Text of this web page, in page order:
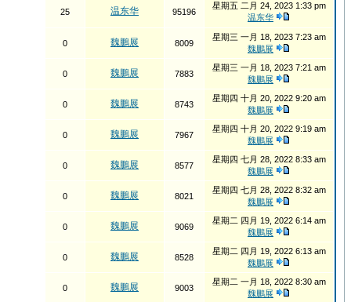
25 温东华 95196
星期五 二月 24, 2023 1:33 pm
温东华
0 魏鵬展 8009
星期三 一月 18, 2023 7:23 am
魏鵬展
0 魏鵬展 7883
星期三 一月 18, 2023 7:21 am
魏鵬展
0 魏鵬展 8743
星期四 十月 20, 2022 9:20 am
魏鵬展
0 魏鵬展 7967
星期四 十月 20, 2022 9:19 am
魏鵬展
0 魏鵬展 8577
星期四 七月 28, 2022 8:33 am
魏鵬展
0 魏鵬展 8021
星期四 七月 28, 2022 8:32 am
魏鵬展
0 魏鵬展 9069
星期二 四月 19, 2022 6:14 am
魏鵬展
0 魏鵬展 8528
星期二 四月 19, 2022 6:13 am
魏鵬展
0 魏鵬展 9003
星期二 一月 18, 2022 8:30 am
魏鵬展